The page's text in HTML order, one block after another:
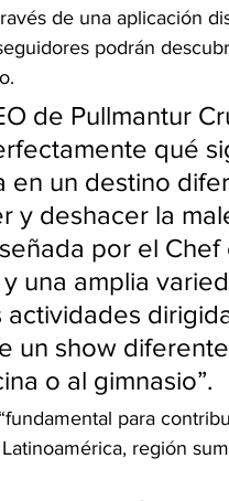
de una aplicación
podrán
de Pullmantur
qué
en un destino
y deshacer la
por el Chef
una amplia
un show
o al gimnasio”.
para
región